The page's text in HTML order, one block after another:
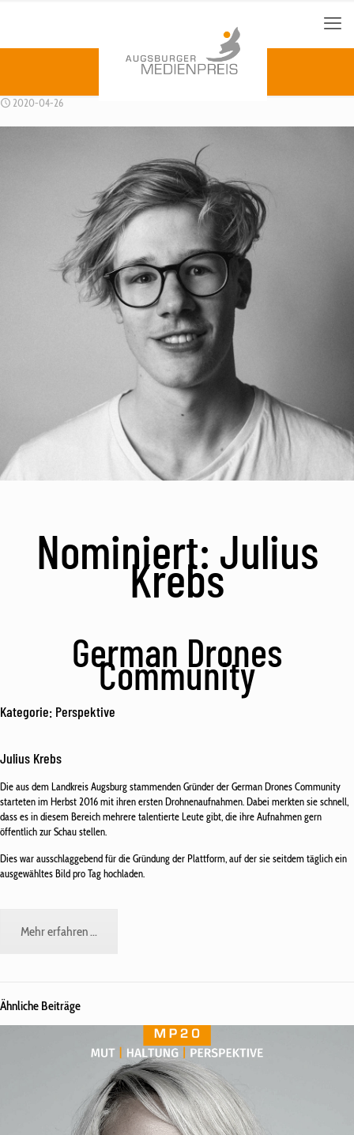
2020-04-26
Nominiert: Julius
Krebs
German Drones
Community
Kategorie: Perspektive
Julius Krebs
Die aus dem Landkreis Augsburg stammenden Gründer der German Drones Community
starteten im Herbst 2016 mit ihren ersten Drohnenaufnahmen. Dabei merkten sie schnell,
dass es in diesem Bereich mehrere talentierte Leute gibt, die ihre Aufnahmen gern
öffentlich zur Schau stellen.
Dies war ausschlaggebend für die Gründung der Plattform, auf der sie seitdem täglich ein
ausgewähltes Bild pro Tag hochladen.
Mehr erfahren ...
Ähnliche Beiträge